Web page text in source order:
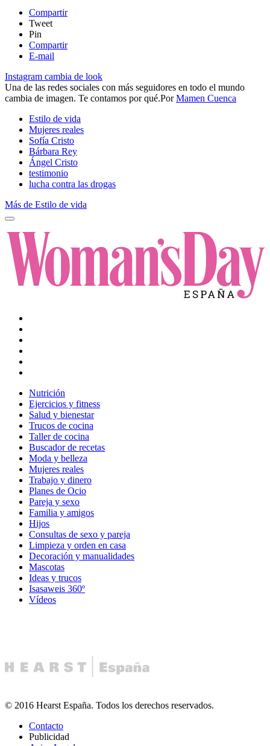
Compartir
Tweet
Pin
Compartir
E-mail
Instagram cambia de look
​Una de las redes sociales con más seguidores en todo el mundo
cambia de imagen. Te contamos por qué.​PorMamen Cuenca
Estilo de vida
Mujeres reales
Sofía Cristo
Bárbara Rey
Ángel Cristo
testimonio
lucha contra las drogas
Más de Estilo de vida
Nutrición
Ejercicios y fitness
Salud y bienestar
Trucos de cocina
Taller de cocina
Buscador de recetas
Moda y belleza
Mujeres reales
Trabajo y dinero
Planes de Ocio
Pareja y sexo
Familia y amigos
Hijos
Consultas de sexo y pareja
Limpieza y orden en casa
Decoración y manualidades
Mascotas
Ideas y trucos
Isasaweis 360º
Vídeos
© 2016 Hearst España. Todos los derechos reservados.
Contacto
Publicidad